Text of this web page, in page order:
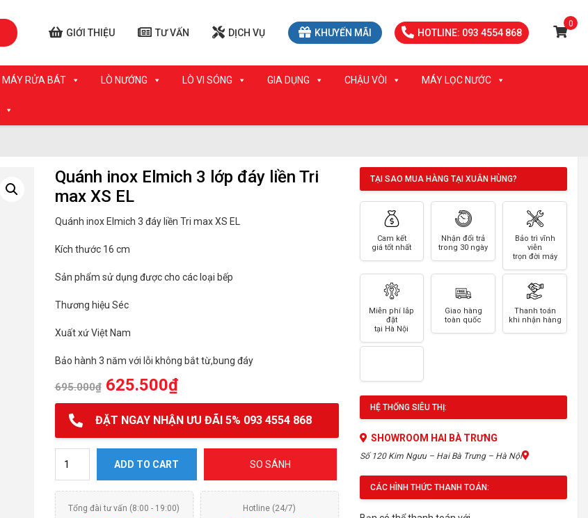
GIỚI THIỆU TƯ VẤN DỊCH VỤ KHUYẾN MÃI HOTLINE: 093 4554 868
0
MÁY RỬA BÁT LÒ NƯỚNG LÒ VI SÓNG GIA DỤNG CHẬU VÒI MÁY LỌC NƯỚC
Quánh inox Elmich 3 lớp đáy liền Tri
max XS EL
Quánh inox Elmich 3 đáy liền Tri max XS EL
Kích thước 16 cm
Sản phẩm sử dụng được cho các loại bếp
Thương hiệu Séc
Xuất xứ Việt Nam
Bảo hành 3 năm với lỗi không bắt từ,bung đáy
695.000₫ 625.500₫
ĐẶT NGAY NHẬN ƯU ĐÃI 5% 093 4554 868
Quánh inox Elmich 3 lớp đáy liền Tri max XS EL quantity
ADD TO CART SO SÁNH
Tổng đài tư vấn (8:00 - 19:00) Hotline (24/7)
TẠI SAO MUA HÀNG TẠI XUÂN HÙNG?
Cam kết
giá tốt nhất
Nhận đổi trả
trong 30 ngày
Bảo trì vĩnh
viễn
trọn đời máy
Miễn phí lắp
đặt
tại Hà Nội
Giao hàng
toàn quốc
Thanh toán
khi nhận hàng
HỆ THỐNG SIÊU THỊ:
SHOWROOM HAI BÀ TRƯNG
Số 120 Kim Ngưu – Hai Bà Trưng – Hà Nội
CÁC HÌNH THỨC THANH TOÁN: